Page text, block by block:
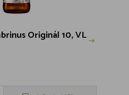
Originál 10, VL